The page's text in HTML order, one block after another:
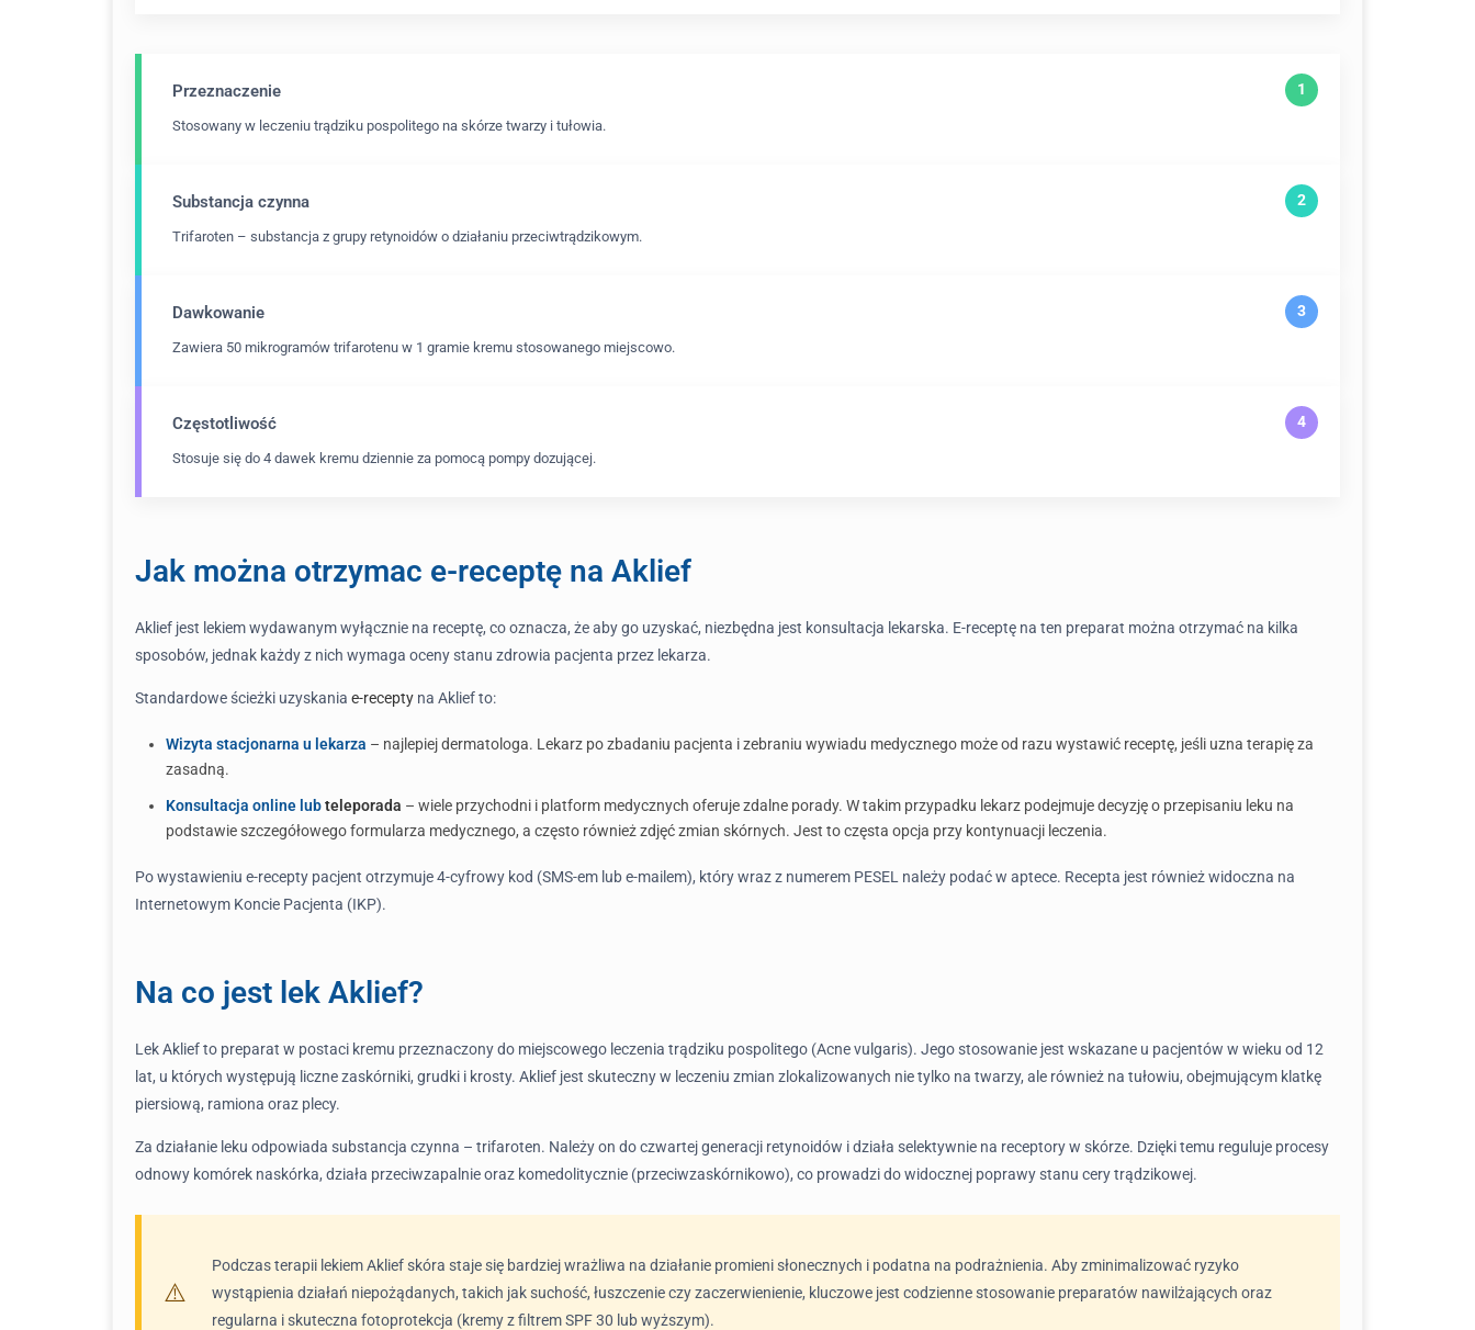
Przeznaczenie
Stosowany w leczeniu trądziku pospolitego na skórze twarzy i tułowia.
Substancja czynna
Trifaroten – substancja z grupy retynoidów o działaniu przeciwtrądzikowym.
Dawkowanie
Zawiera 50 mikrogramów trifarotenu w 1 gramie kremu stosowanego miejscowo.
Częstotliwość
Stosuje się do 4 dawek kremu dziennie za pomocą pompy dozującej.
Jak można otrzymac e-receptę na Aklief
Aklief jest lekiem wydawanym wyłącznie na receptę, co oznacza, że aby go uzyskać, niezbędna jest konsultacja lekarska. E-receptę na ten preparat można otrzymać na kilka
sposobów, jednak każdy z nich wymaga oceny stanu zdrowia pacjenta przez lekarza.
Standardowe ścieżki uzyskania e-recepty na Aklief to:
Wizyta stacjonarna u lekarza – najlepiej dermatologa. Lekarz po zbadaniu pacjenta i zebraniu wywiadu medycznego może od razu wystawić receptę, jeśli uzna terapię za
zasadną.
Konsultacja online lubteleporada – wiele przychodni i platform medycznych oferuje zdalne porady. W takim przypadku lekarz podejmuje decyzję o przepisaniu leku na
podstawie szczegółowego formularza medycznego, a często również zdjęć zmian skórnych. Jest to częsta opcja przy kontynuacji leczenia.
Po wystawieniu e-recepty pacjent otrzymuje 4-cyfrowy kod (SMS-em lub e-mailem), który wraz z numerem PESEL należy podać w aptece. Recepta jest również widoczna na
Internetowym Koncie Pacjenta (IKP).
Na co jest lek Aklief?
Lek Aklief to preparat w postaci kremu przeznaczony do miejscowego leczenia trądziku pospolitego (Acne vulgaris). Jego stosowanie jest wskazane u pacjentów w wieku od 12
lat, u których występują liczne zaskórniki, grudki i krosty. Aklief jest skuteczny w leczeniu zmian zlokalizowanych nie tylko na twarzy, ale również na tułowiu, obejmującym klatkę
piersiową, ramiona oraz plecy.
Za działanie leku odpowiada substancja czynna – trifaroten. Należy on do czwartej generacji retynoidów i działa selektywnie na receptory w skórze. Dzięki temu reguluje procesy
odnowy komórek naskórka, działa przeciwzapalnie oraz komedolitycznie (przeciwzaskórnikowo), co prowadzi do widocznej poprawy stanu cery trądzikowej.
Podczas terapii lekiem Aklief skóra staje się bardziej wrażliwa na działanie promieni słonecznych i podatna na podrażnienia. Aby zminimalizować ryzyko
wystąpienia działań niepożądanych, takich jak suchość, łuszczenie czy zaczerwienienie, kluczowe jest codzienne stosowanie preparatów nawilżających oraz
regularna i skuteczna fotoprotekcja (kremy z filtrem SPF 30 lub wyższym).